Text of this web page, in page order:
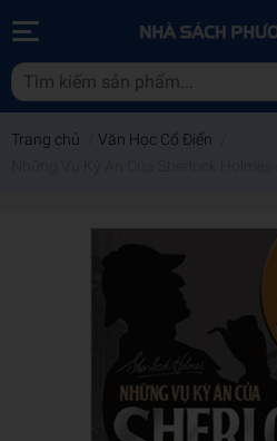
Trang chủ Văn Học Cổ Điển